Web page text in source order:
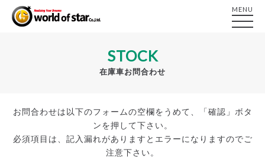
MENU
STOCK
在庫車お問合わせ
お問合わせは以下のフォームの空欄をうめて、「確認」ボタ
ンを押して下さい。
必須項目は、記入漏れがありますとエラーになりますのでご
注意下さい。